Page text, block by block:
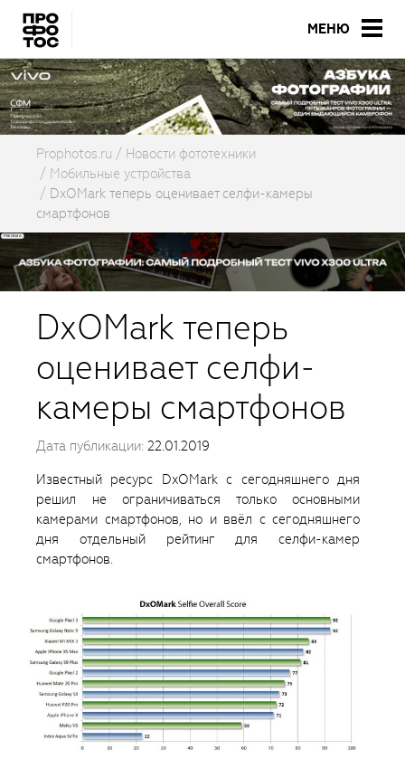
МЕНЮ
Prophotos.ru
Новости фототехники
Мобильные устройства
DxOMark теперь оценивает селфи-камеры
смартфонов
DxOMark теперь
оценивает селфи-
камеры смартфонов
Дата публикации: 22.01.2019
Известный ресурс DxOMark с сегодняшнего дня
решил не ограничиваться только основными
камерами смартфонов, но и ввёл с сегодняшнего
дня отдельный рейтинг для селфи-камер
смартфонов.